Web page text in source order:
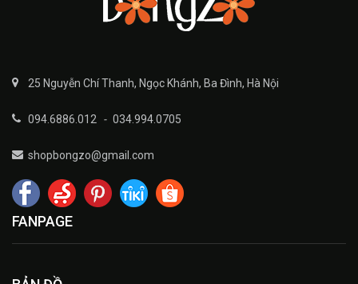
25 Nguyễn Chí Thanh, Ngọc Khánh, Ba Đình, Hà Nội
094.6886.012 - 034.994.0705
shopbongzo@gmail.com
FANPAGE